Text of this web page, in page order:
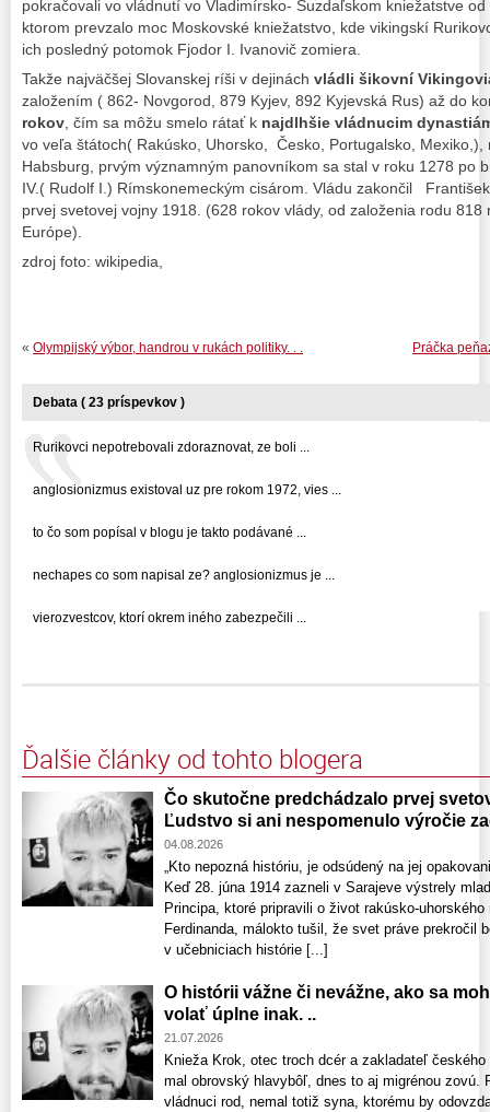
pokračovali vo vládnutí vo Vladimírsko- Suzdaľskom kniežatstve
ktorom prevzalo moc Moskovské kniežatstvo, kde vikingskí
ich posledný potomok Fjodor I. Ivanovič zomiera.
Takže najväčšej Slovanskej ríši v dejinách vládli šikovní
založením ( 862- Novgorod, 879 Kyjev, 892 Kyjevská Rus) až do
rokov, čím sa môžu smelo rátať k najdlhšie vládnucim
vo veľa štátoch( Rakúsko, Uhorsko, Česko, Portugalsko,
Habsburg, prvým významným panovníkom sa stal v roku 1278 po
IV.( Rudolf I.) Rímskonemeckým cisárom. Vládu zakončil
prvej svetovej vojny 1918. (628 rokov vlády, od založenia rodu 818
Európe).
zdroj foto: wikipedia,
Práčka
« Olympijský výbor, handrou v rukách politiky. . .
Debata ( 23 príspevkov )
Rurikovci nepotrebovali zdoraznovat, ze boli ...
anglosionizmus existoval uz pre rokom 1972, vies ...
to čo som popísal v blogu je takto podávané ...
nechapes co som napisal ze? anglosionizmus je ...
vierozvestcov, ktorí okrem iného zabezpečili ...
Ďalšie články od tohto blogera
Čo skutočne predchádzalo prvej
Ľudstvo si ani nespomenulo výročie
04.08.2026
„Kto nepozná históriu, je odsúdený na jej
Keď 28. júna 1914 zazneli v Sarajeve výstrely
Principa, ktoré pripravili o život rakúsko-
Ferdinanda, málokto tušil, že svet práve prekročil
v učebniciach histórie [...]
O histórii vážne či nevážne, ako sa
volať úplne inak. ..
21.07.2026
Knieža Krok, otec troch dcér a zakladateľ
mal obrovský hlavybôľ, dnes to aj migrénou zovú.
vládnuci rod, nemal totiž syna, ktorému by